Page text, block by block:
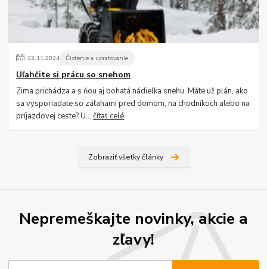
22.11.2024 Čistenie a upratovanie
Uľahčite si prácu so snehom
Zima prichádza a s ňou aj bohatá nádielka snehu. Máte už plán, ako
sa vysporiadate so záľahami pred domom, na chodníkoch alebo na
príjazdovej ceste? U...čítať celé
Zobraziť všetky články
Nepremeškajte novinky, akcie a
zľavy!